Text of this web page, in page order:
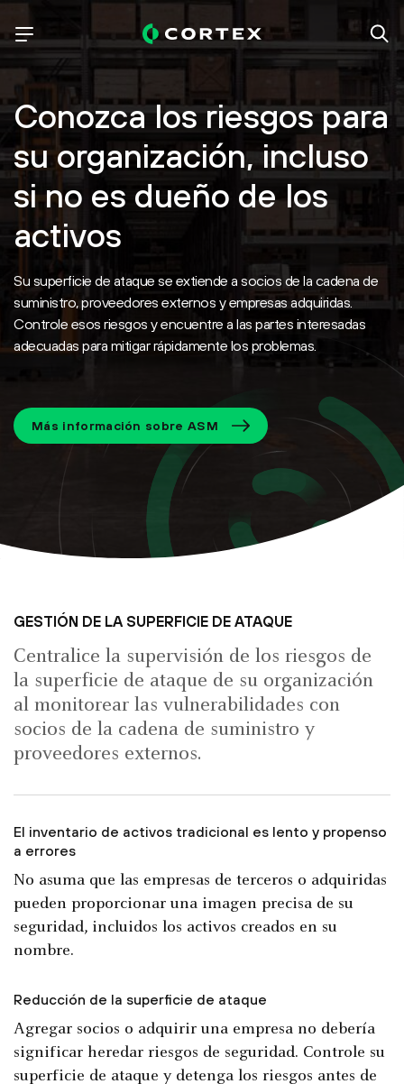
Conozca los riesgos para
su organización, incluso
si no es dueño de los
activos
Su superficie de ataque se extiende a socios de la cadena de
suministro, proveedores externos y empresas adquiridas.
Controle esos riesgos y encuentre a las partes interesadas
adecuadas para mitigar rápidamente los problemas.
Más información sobre ASM
GESTIÓN DE LA SUPERFICIE DE ATAQUE
Centralice la supervisión de los riesgos de
la superficie de ataque de su organización
al monitorear las vulnerabilidades con
socios de la cadena de suministro y
proveedores externos.
El inventario de activos tradicional es lento y propenso
a errores
No asuma que las empresas de terceros o adquiridas
pueden proporcionar una imagen precisa de su
seguridad, incluidos los activos creados en su
nombre.
Reducción de la superficie de ataque
Agregar socios o adquirir una empresa no debería
significar heredar riesgos de seguridad. Controle su
superficie de ataque y detenga los riesgos antes de